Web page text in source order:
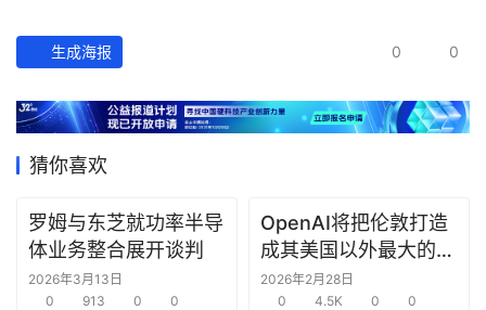
产
经
据
研
生成海报 0 0
猜你喜欢
罗姆与东芝就功率半导
体业务整合展开谈判
2026年3月13日
0
913 0 0
OpenAI将把伦敦打造
成其美国以外最大的研
究中心
2026年2月28日
0
4.5K 0 0